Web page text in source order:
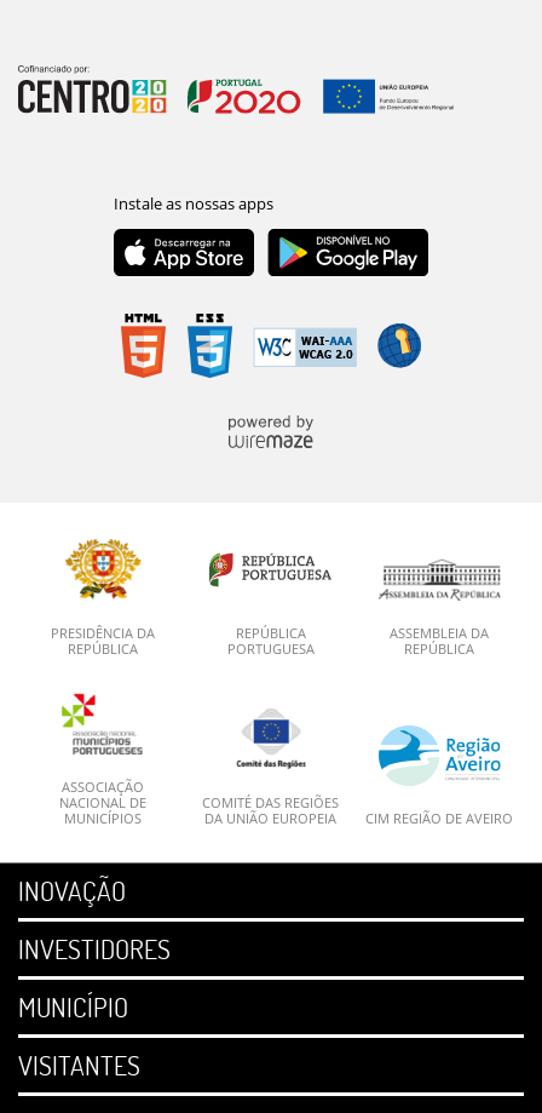
PRESIDÊNCIA DA
REPÚBLICA
REPÚBLICA
PORTUGUESA
ASSEMBLEIA DA
REPÚBLICA
ASSOCIAÇÃO
NACIONAL DE
MUNICÍPIOS
COMITÉ DAS REGIÕES
DA UNIÃO EUROPEIA
CIM REGIÃO DE AVEIRO
INOVAÇÃO
INVESTIDORES
MUNICÍPIO
VISITANTES